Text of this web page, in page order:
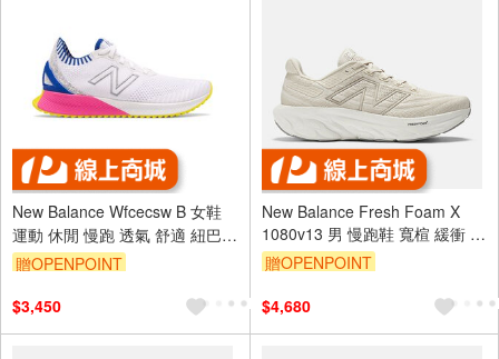
New Balance Wfcecsw B 女鞋
運動 休閒 慢跑 透氣 舒適 紐巴倫
白 灰 [WFCECSWB]
贈OPENPOINT
$3,450
New Balance Fresh Foam X
1080v13 男 慢跑鞋 寬楦 緩衝 彈
力 米 [M108013T]
贈OPENPOINT
$4,680